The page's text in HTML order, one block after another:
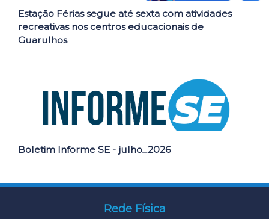
Estação Férias segue até sexta com atividades
recreativas nos centros educacionais de
Guarulhos
Boletim Informe SE - julho_2026
Rede Física